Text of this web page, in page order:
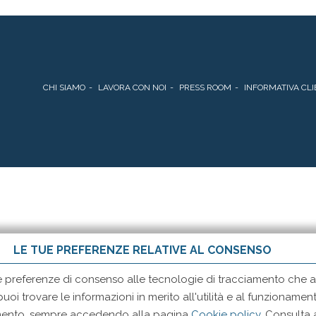
CHI SIAMO LAVORA CON NOI PRESS ROOM INFORMATIVA
LE TUE PREFERENZE RELATIVE AL CONSENSO
di consenso alle tecnologie di tracciamento che
trovare le informazioni in merito all'utilità e al